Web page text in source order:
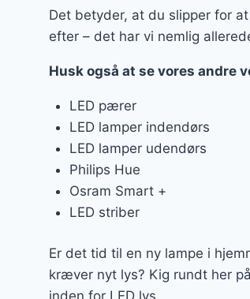
Det betyder, at du slipper for
efter – det har vi nemlig
Husk også at se vores andre
LED pærer
LED lamper indendørs
LED lamper udendørs
Philips Hue
Osram Smart +
LED striber
Er det tid til en ny lampe i
kræver nyt lys? Kig rundt her